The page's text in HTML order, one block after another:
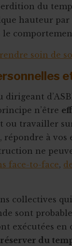
du
hauteur par
le
soin de
dirigeant
n’être
ou travailler
, répondre à vos
ne
face-to-face,
collectives
sont
exécutées
réserver du